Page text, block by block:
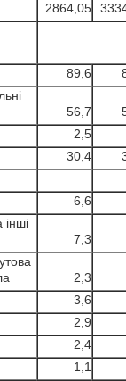
2864,05
89,6
56,7
2,5
30,4
6,6
інші
7,3
2,3
3,6
2,9
2,4
1,1